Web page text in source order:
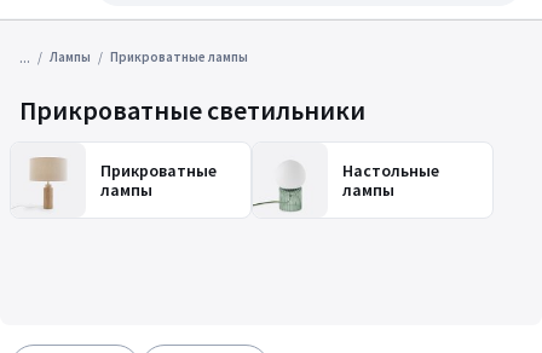
... Лампы Прикроватные лампы
Прикроватные светильники
Прикроватные
лампы
Настольные
лампы